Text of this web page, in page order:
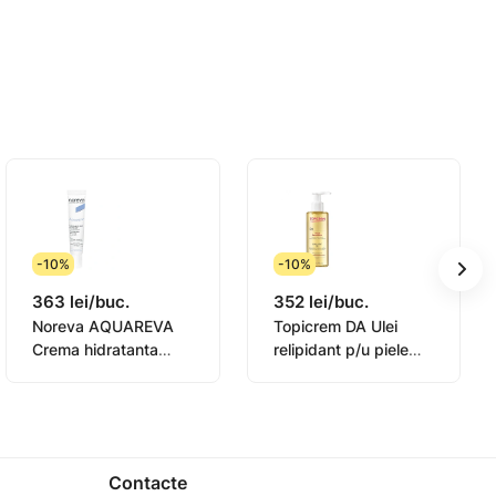
triplă
-10%
363 lei/buc.
Noreva AQUAREVA
Crema hidratanta
-10%
352 lei/buc.
Topicrem DA Ulei
relipidant p/u piele
Contacte